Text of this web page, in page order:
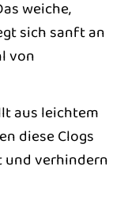
weiche,
sich sanft an
von
aus leichtem
diese Clogs
verhindern